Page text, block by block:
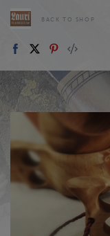
BACK TO SHOP